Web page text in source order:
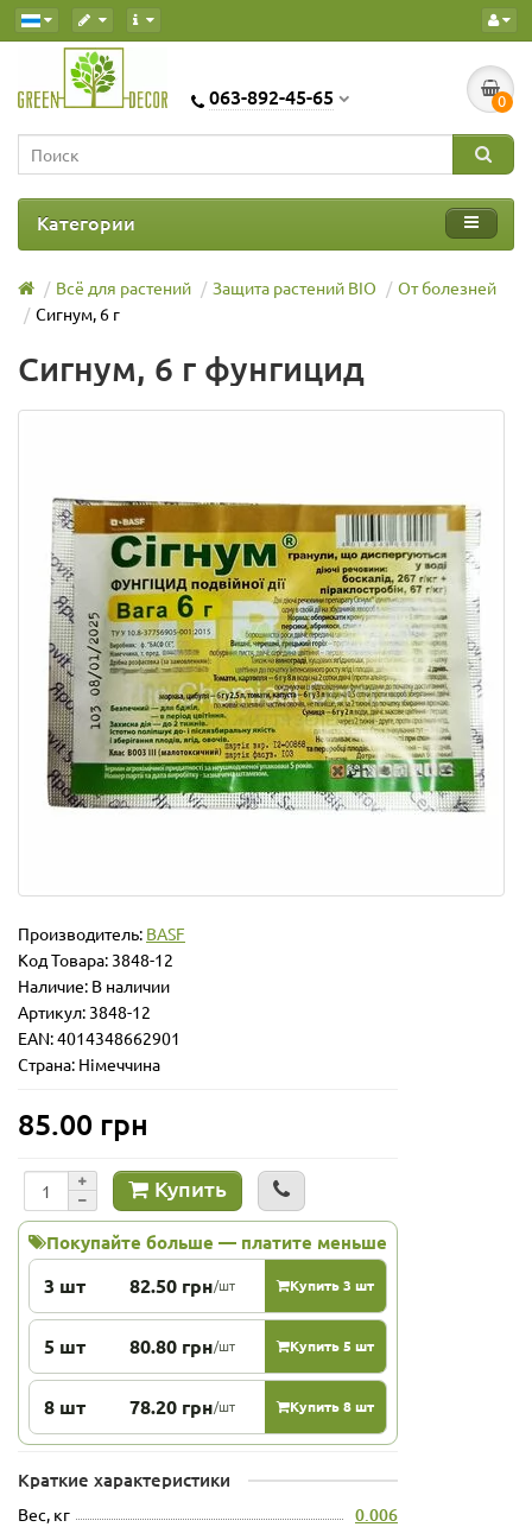
063-892-45-65 0
Категории
Всё для растений Защита растений BIO
От болезней
Сигнум, 6 г
Сигнум, 6 г фунгицид
Производитель: BASF
Код Товара: 3848-12
Наличие: В наличии
Артикул: 3848-12
EAN: 4014348662901
Страна: Німеччина
85.00 грн
Купить
Покупайте больше — платите меньше
3 шт 82.50 грн/шт Купить 3 шт
5 шт 80.80 грн/шт Купить 5 шт
8 шт 78.20 грн/шт Купить 8 шт
Краткие характеристики
Вес, кг 0.006